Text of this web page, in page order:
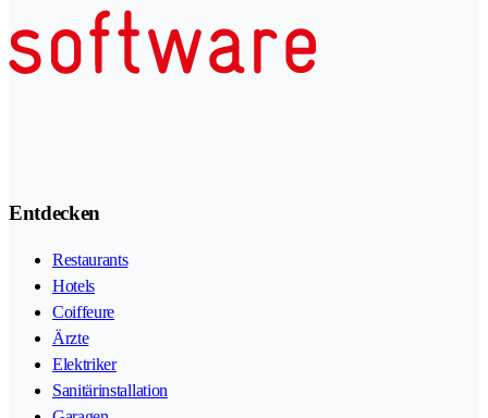
Entdecken
Restaurants
Hotels
Coiffeure
Ärzte
Elektriker
Sanitärinstallation